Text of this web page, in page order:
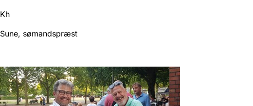
Kh
Sune, sømandspræst